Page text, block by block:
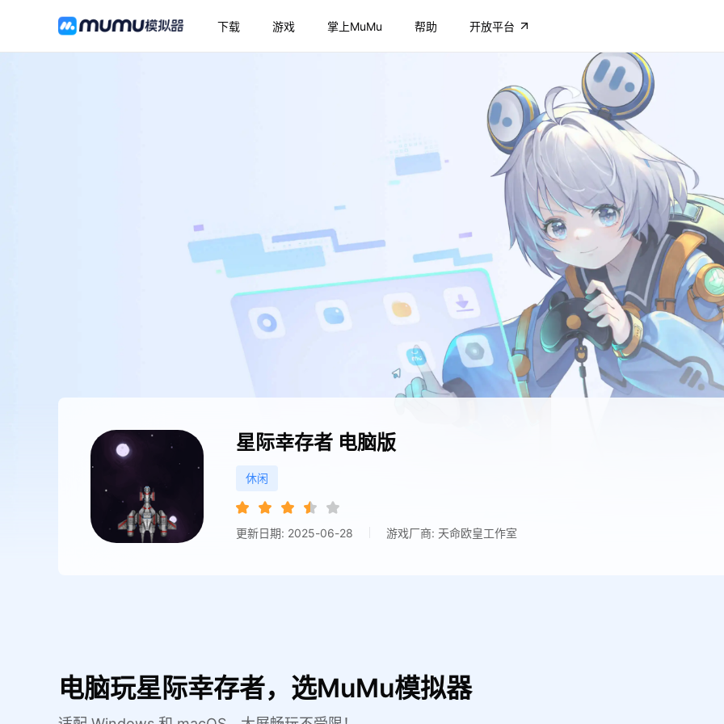
下载 游戏 掌上MuMu 帮助 开放平台
星际幸存者 电脑版
休闲
更新日期: 2025-06-28 游戏厂商: 天命欧皇工作室
电脑玩星际幸存者，选MuMu模拟器